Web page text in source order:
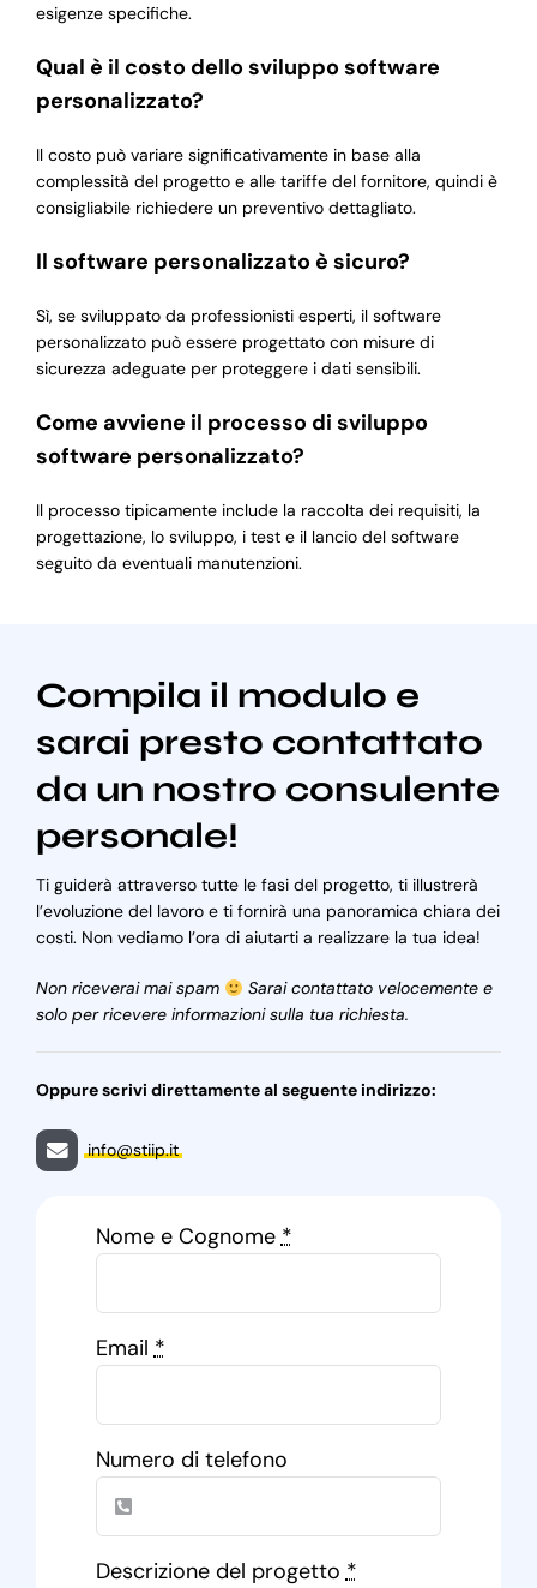
esigenze specifiche.
Qual è il costo dello sviluppo software
personalizzato?
Il costo può variare significativamente in base alla
complessità del progetto e alle tariffe del fornitore, quindi è
consigliabile richiedere un preventivo dettagliato.
Il software personalizzato è sicuro?
Sì, se sviluppato da professionisti esperti, il software
personalizzato può essere progettato con misure di
sicurezza adeguate per proteggere i dati sensibili.
Come avviene il processo di sviluppo
software personalizzato?
Il processo tipicamente include la raccolta dei requisiti, la
progettazione, lo sviluppo, i test e il lancio del software
seguito da eventuali manutenzioni.
Compila il modulo e
sarai presto contattato
da un nostro consulente
personale!
Ti guiderà attraverso tutte le fasi del progetto, ti illustrerà
l’evoluzione del lavoro e ti fornirà una panoramica chiara dei
costi. Non vediamo l’ora di aiutarti a realizzare la tua idea!
Non riceverai mai spam
Sarai contattato velocemente e
solo per ricevere informazioni sulla tua richiesta.
Oppure scrivi direttamente al seguente indirizzo:
info@stiip.it
Nome e Cognome*
Email*
Numero di telefono
Descrizione del progetto*